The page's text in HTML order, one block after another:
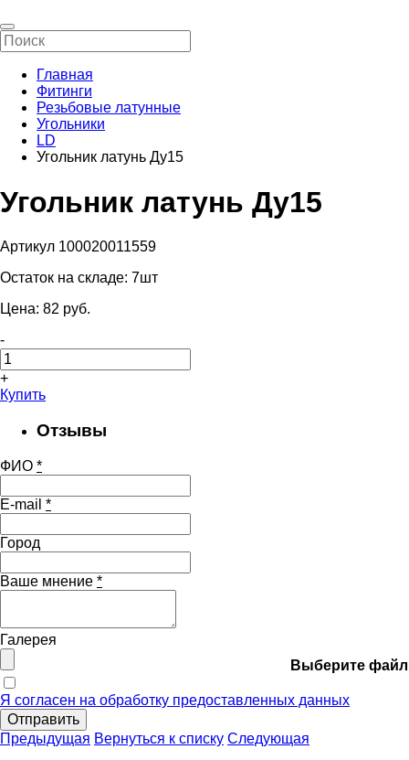
Главная
Фитинги
Резьбовые латунные
Угольники
LD
Угольник латунь Ду15
Угольник латунь Ду15
Артикул 100020011559
Остаток на складе: 7шт
Цена: 82 pуб.
-
+
Купить
Отзывы
ФИО *
E-mail *
Город
Ваше мнение *
Галерея
Выберите файл
Я согласен на обработку предоставленных данных
Отправить
Предыдущая Вернуться к списку Следующая